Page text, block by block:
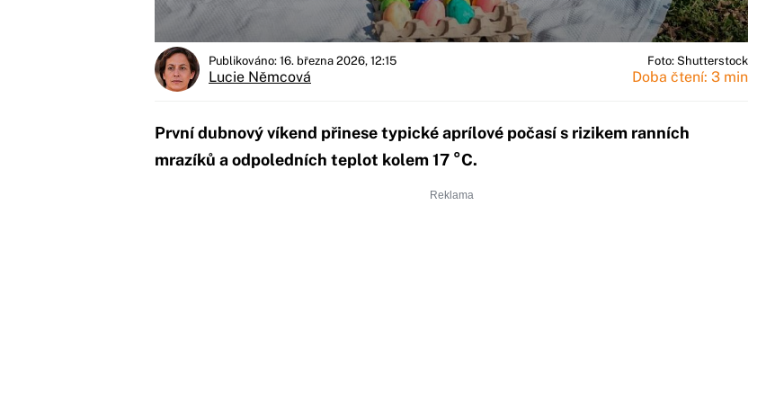
Publikováno: 16. března 2026, 12:15
Lucie Němcová
Foto: Shutterstock
Doba čtení: 3 min
První dubnový víkend přinese typické aprílové počasí s rizikem ranních
mrazíků a odpoledních teplot kolem 17 °C.